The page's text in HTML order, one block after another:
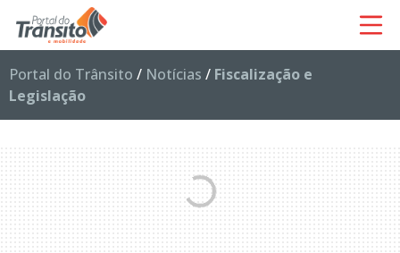
Portal do Trânsito / Notícias / Fiscalização e
Legislação